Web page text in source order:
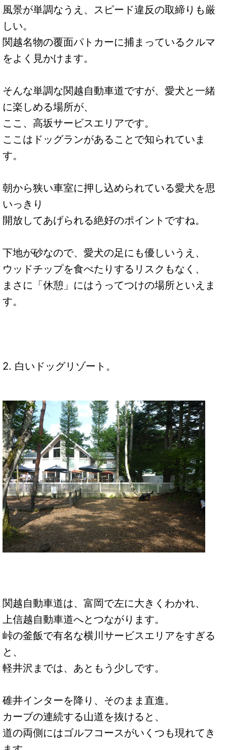
風景が単調なうえ、スピード違反の取締りも厳
しい。
関越名物の覆面パトカーに捕まっているクルマ
をよく見かけます。
そんな単調な関越自動車道ですが、愛犬と一緒
に楽しめる場所が、
ここ、高坂サービスエリアです。
ここはドッグランがあることで知られていま
す。
朝から狭い車室に押し込められている愛犬を思
いっきり
開放してあげられる絶好のポイントですね。
下地が砂なので、愛犬の足にも優しいうえ、
ウッドチップを食べたりするリスクもなく、
まさに「休憩」にはうってつけの場所といえま
す。
2. 白いドッグリゾート。
関越自動車道は、富岡で左に大きくわかれ、
上信越自動車道へとつながります。
峠の釜飯で有名な横川サービスエリアをすぎる
と、
軽井沢までは、あともう少しです。
碓井インターを降り、そのまま直進。
カーブの連続する山道を抜けると、
道の両側にはゴルフコースがいくつも現れてき